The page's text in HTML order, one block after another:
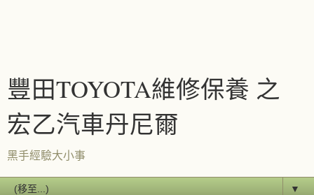
豐田TOYOTA維修保養 之
宏乙汽車丹尼爾
黑手經驗大小事
▼